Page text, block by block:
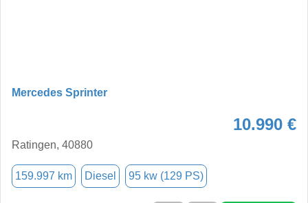
Mercedes Sprinter
10.990 €
Ratingen, 40880
159.997 km Diesel 95 kw (129 PS)